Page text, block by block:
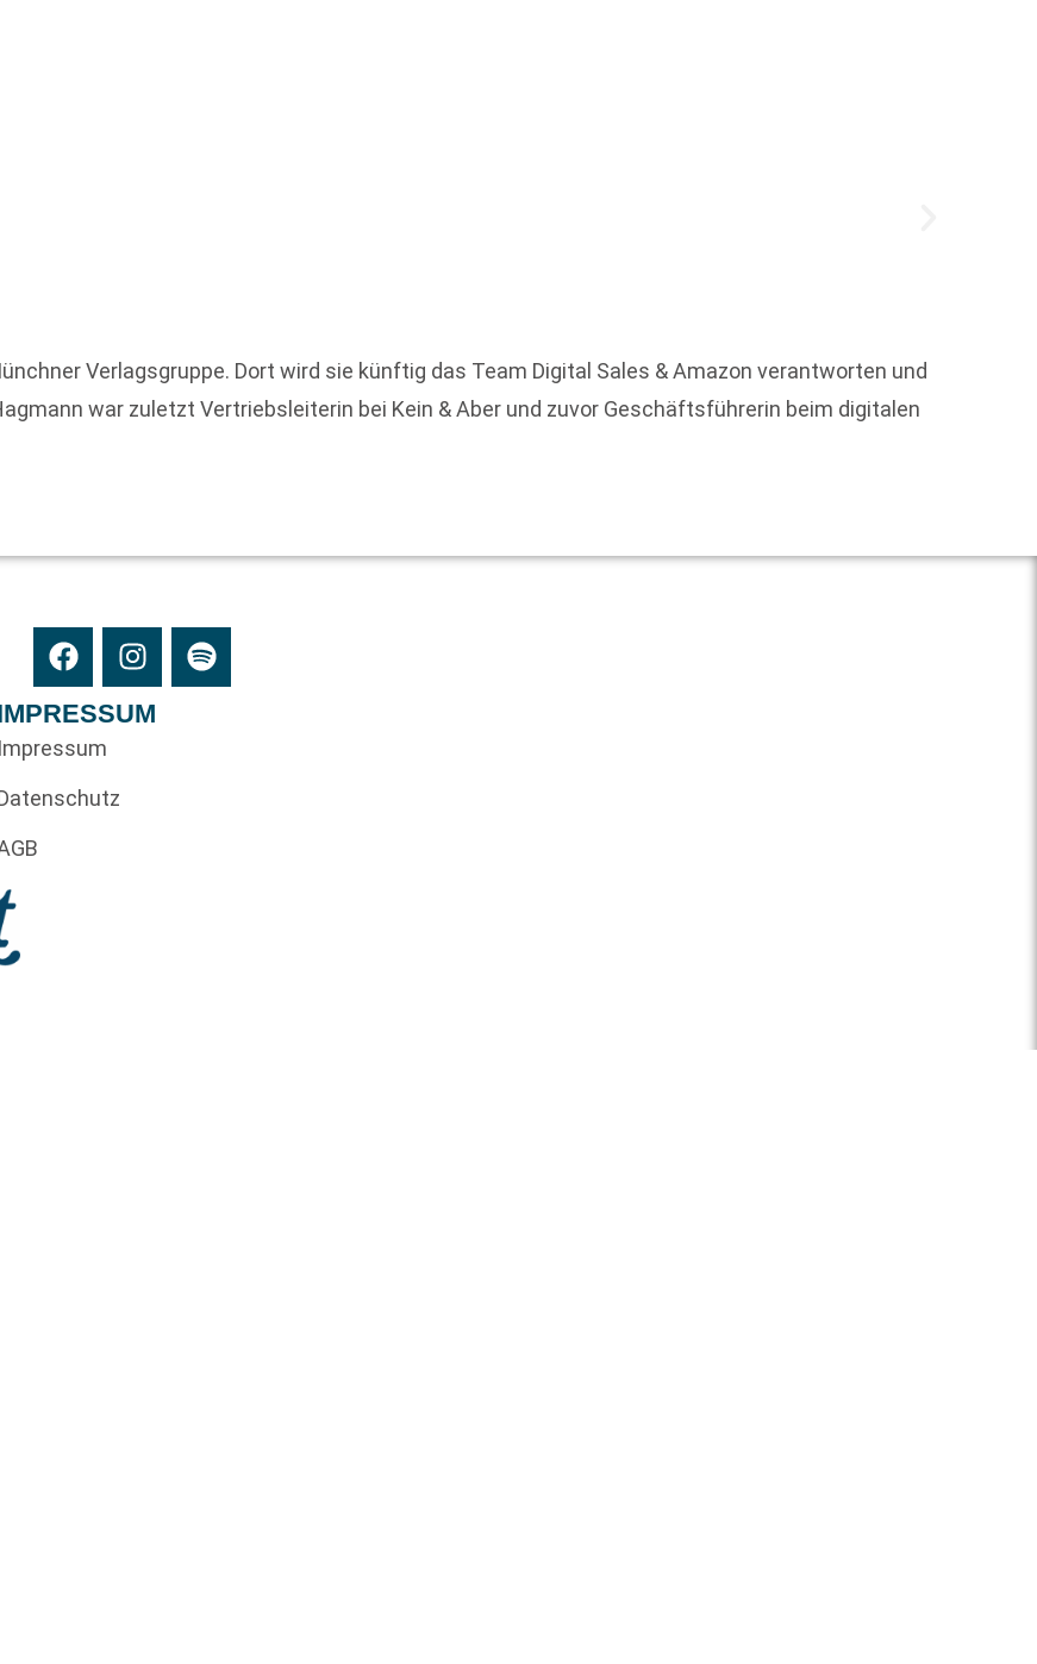
Verlagsgruppe. Dort wird sie künftig das Team Digital Sales & Amazon verantworten und
war zuletzt Vertriebsleiterin bei Kein & Aber und zuvor Geschäftsführerin beim digitalen
Impressum